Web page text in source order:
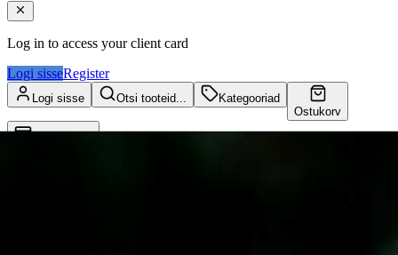
Log in to access your client card
Logi sisseRegister
Logi sisse Otsi tooteid...
Kategooriad
Ostukorv